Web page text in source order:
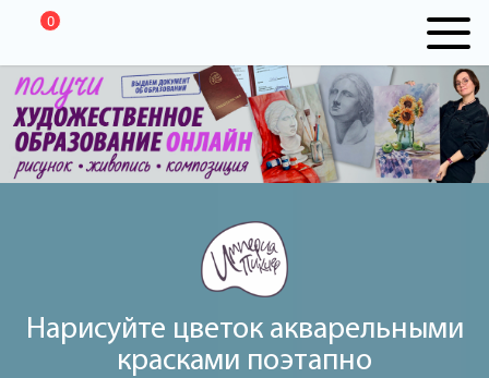
0
Нарисуйте цветок акварельными
красками поэтапно